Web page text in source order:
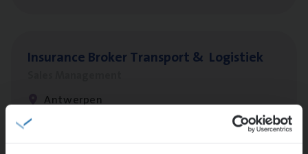
Insu­ran­ce Bro­ker Trans­port& Logistiek
Antwerpen